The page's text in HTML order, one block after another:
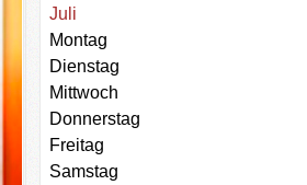
Juli
Montag
Dienstag
Mittwoch
Donnerstag
Freitag
Samstag